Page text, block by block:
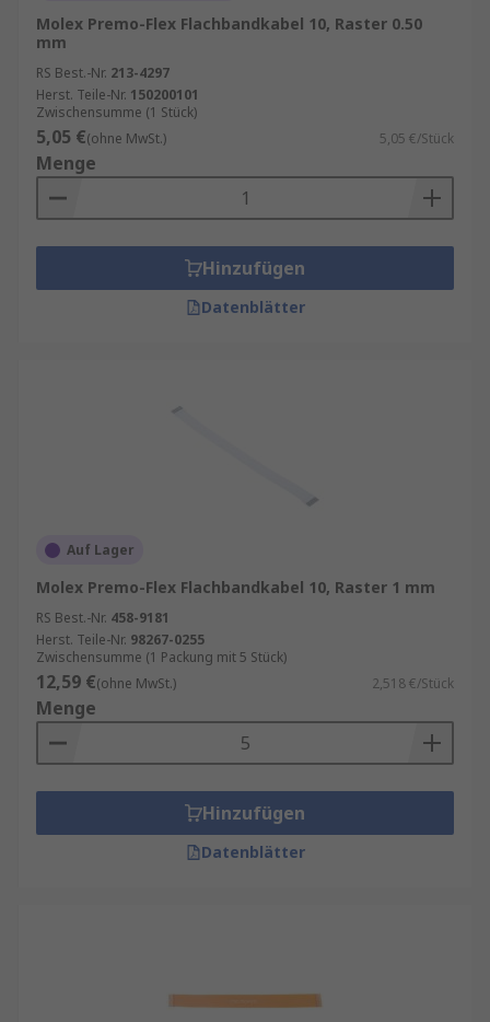
Molex Premo-Flex Flachbandkabel 10, Raster 0.50
mm
RS Best.-Nr. 213-4297
Herst. Teile-Nr. 150200101
Zwischensumme (1 Stück)
5,05 €(ohne MwSt.) 5,05 €/Stück
Menge
Hinzufügen
Datenblätter
Auf Lager
Molex Premo-Flex Flachbandkabel 10, Raster 1 mm
RS Best.-Nr. 458-9181
Herst. Teile-Nr. 98267-0255
Zwischensumme (1 Packung mit 5 Stück)
12,59 €(ohne MwSt.) 2,518 €/Stück
Menge
Hinzufügen
Datenblätter